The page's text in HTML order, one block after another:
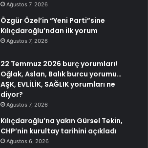
Ağustos 7, 2026
Özgür Özel’in “Yeni Parti”sine
Kılıçdaroğlu’ndan ilk yorum
Ağustos 7, 2026
22 Temmuz 2026 burç yorumları!
Oğlak, Aslan, Balık burcu yorumu…
AŞK, EVLİLİK, SAĞLIK yorumları ne
diyor?
Ağustos 7, 2026
Kılıçdaroğlu’na yakın Gürsel Tekin,
CHP’nin kurultay tarihini açıkladı
Ağustos 6, 2026